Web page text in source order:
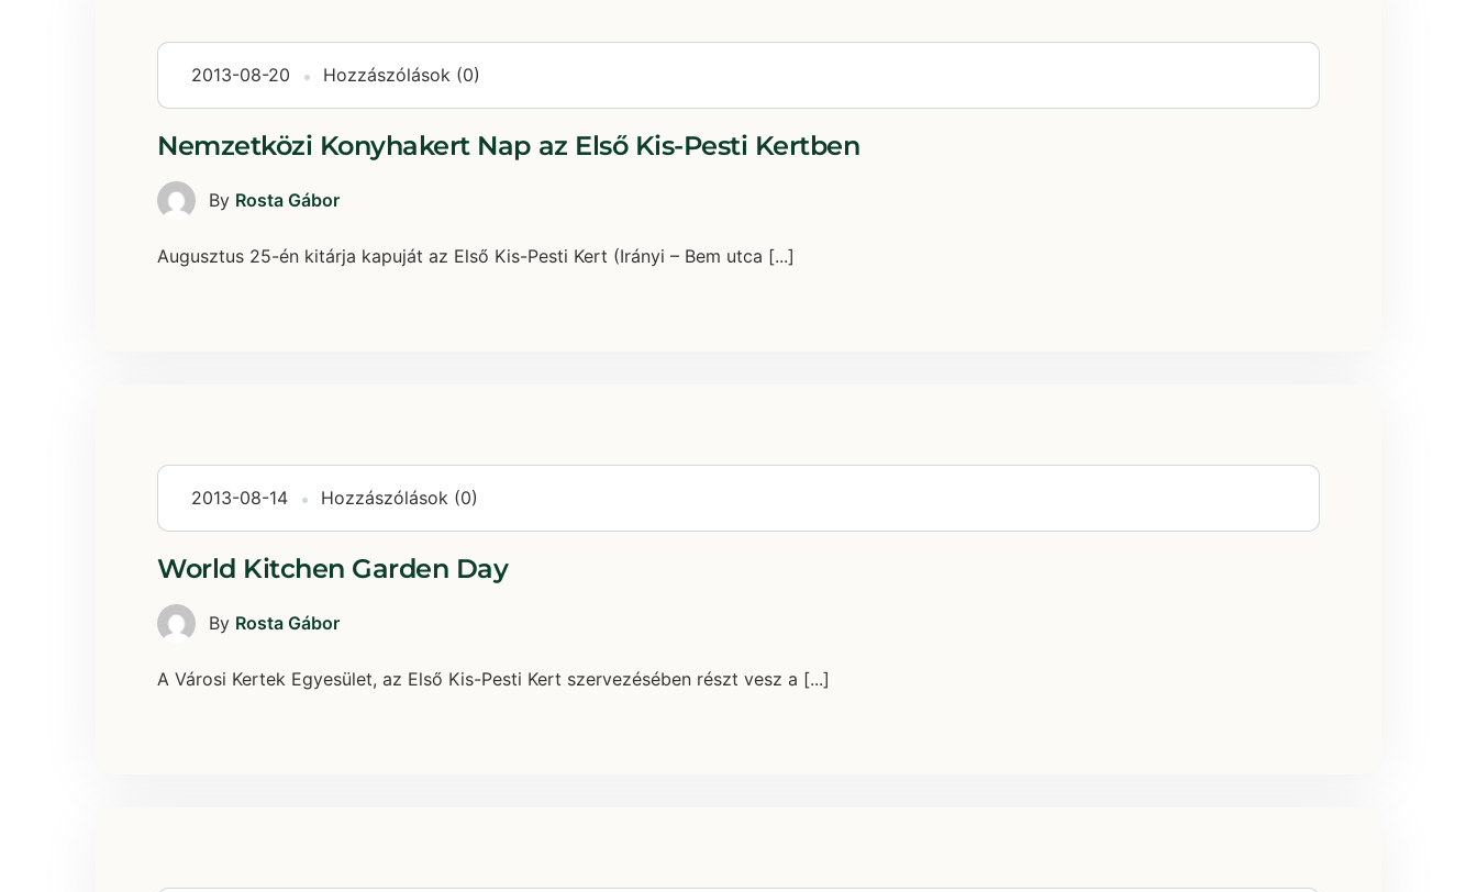
2013-08-20 Hozzászólások (0)
Nemzetközi Konyhakert Nap az Első Kis-Pesti Kertben
By Rosta Gábor
Augusztus 25-én kitárja kapuját az Első Kis-Pesti Kert (Irányi – Bem utca [...]
2013-08-14 Hozzászólások (0)
World Kitchen Garden Day
By Rosta Gábor
A Városi Kertek Egyesület, az Első Kis-Pesti Kert szervezésében részt vesz a [...]